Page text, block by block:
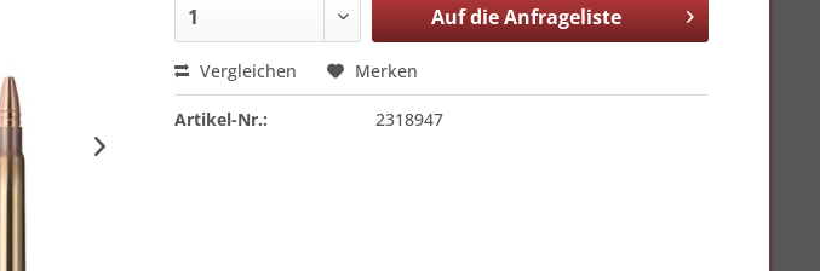
Auf dieAnfrageliste
Vergleichen Merken
Artikel-Nr.: 2318947